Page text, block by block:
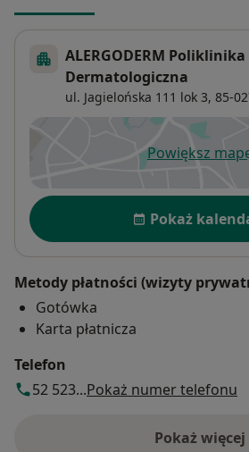
ALERGODERM
Dermatologiczna
ul. Jagielońska 111 lok 3, 85-
Powiększ
Dostępność
Pokaż
Metody płatności (wizyty
Gotówka
Karta płatnicza
Telefon
52 523...Pokaż numer telefonu
Pokaż więcej
o